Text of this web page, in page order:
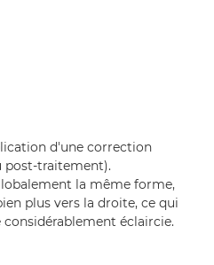
d'une correction
post-traitement).
la même forme,
plus vers la droite, ce qui
éclaircie.